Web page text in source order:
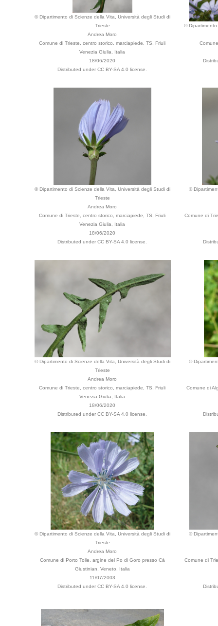
© Dipartimento di Scienze della Vita, Università degli Studi di
Trieste
Andrea Moro
Comune di Trieste, centro storico, marciapiede, TS, Friuli
Venezia Giulia, Italia
18/06/2020
Distributed under CC BY-SA 4.0 license.
©
© Dipartimento di Scienze della Vita, Università degli Studi di
Trieste
Andrea Moro
Comune di Trieste, centro storico, marciapiede, TS, Friuli
Venezia Giulia, Italia
18/06/2020
Distributed under CC BY-SA 4.0 license.
©
Comune di
© Dipartimento di Scienze della Vita, Università degli Studi di
Trieste
Andrea Moro
Comune di Trieste, centro storico, marciapiede, TS, Friuli
Venezia Giulia, Italia
18/06/2020
Distributed under CC BY-SA 4.0 license.
©
Comune di
© Dipartimento di Scienze della Vita, Università degli Studi di
Trieste
Andrea Moro
Comune di Porto Tolle, argine del Po di Goro presso Cà
Giustinian, Veneto, Italia
11/07/2003
Distributed under CC BY-SA 4.0 license.
©
Comune di